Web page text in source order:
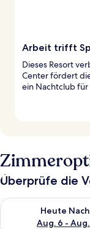
Arbeit trifft
Dieses Resort
Center fördert
ein Nachtclub
Überprüfe die
Heute
Aug. 6 -
Überprüfe die